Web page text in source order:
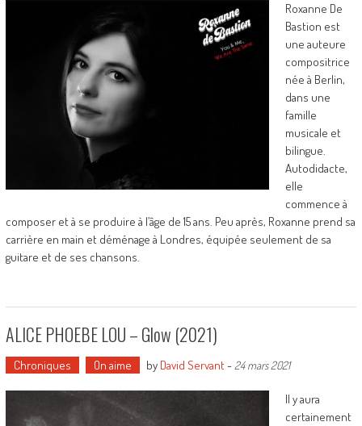
Roxanne De
Bastion est
une auteure
compositrice
née à Berlin,
dans une
famille
musicale et
bilingue.
Autodidacte,
elle
commence à
composer et à se produire à l’âge de 15 ans. Peu après, Roxanne prend sa
carrière en main et déménage à Londres, équipée seulement de sa
guitare et de ses chansons.
ALICE PHOEBE LOU – Glow (2021)
Chroniques On aime by David Servant- 24 mars 2021
Il y aura
certainement